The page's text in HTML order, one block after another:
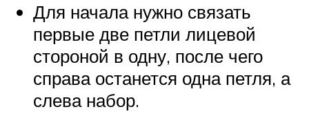
Для начала нужно связать
первые две петли лицевой
стороной в одну, после чего
справа останется одна петля, а
слева набор.